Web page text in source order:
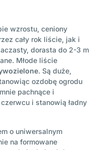
wzrostu, ceniony
cały rok liście, jak i
dorasta do 2-3 m
Młode liście
. Są duże,
ozdobę ogrodu
pachnące i
i stanowią ładny
o uniwersalnym
na formowane